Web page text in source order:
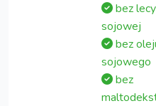
bez
sojowej
bez
sojowego
bez